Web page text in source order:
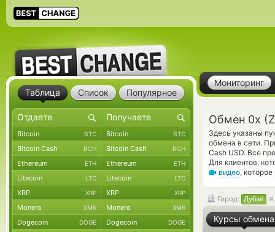
Мониторинг
Обмен 0x
Здесь указаны
обмена в сети.
Cash USD. Все
Для клиентов,
видео,
Город: Дубай
Курсы обмена
Таблица Список Популярное
Bitcoin BTC Bitcoin BTC
Bitcoin Cash BCH Bitcoin Cash BCH
Ethereum ETH Ethereum ETH
Litecoin LTC Litecoin LTC
XRP XRP XRP XRP
Monero XMR Monero XMR
Dogecoin DOGE Dogecoin DOGE